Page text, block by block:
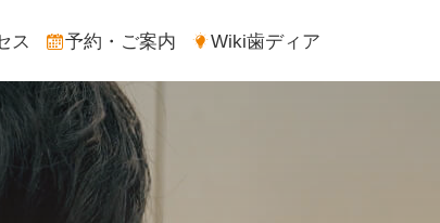
ス 予約・ご案内 Wiki歯ディア